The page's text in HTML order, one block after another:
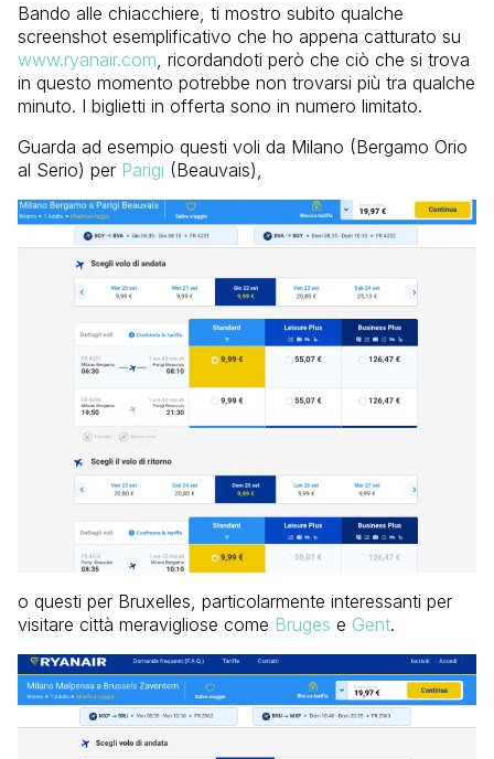
Bando alle chiacchiere, ti mostro subito qualche
screenshot esemplificativo che ho appena catturato su
www.ryanair.com , ricordandoti però che ciò che si trova
in questo momento potrebbe non trovarsi più tra qualche
minuto. I biglietti in offerta sono in numero limitato.
Guarda ad esempio questi voli da Milano (Bergamo Orio
al Serio) per Parigi (Beauvais),
o questi per Bruxelles, particolarmente interessanti per
visitare città meravigliose come Bruges e Gent.